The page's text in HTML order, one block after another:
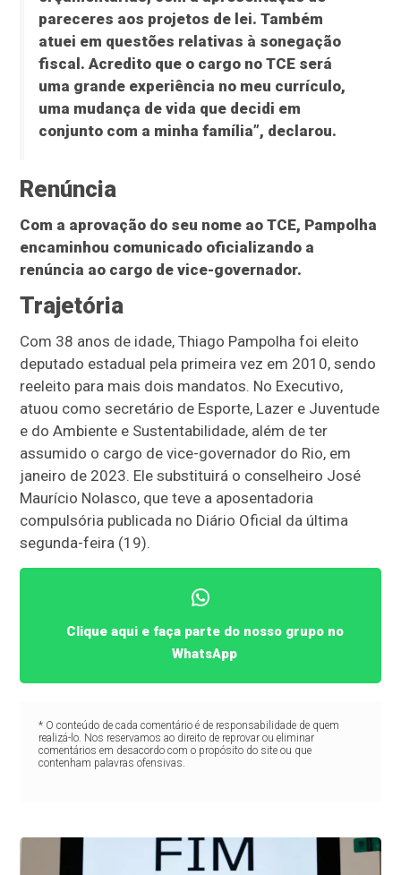
pareceres aos projetos de lei. Também
atuei em questões relativas à sonegação
fiscal. Acredito que o cargo no TCE será
uma grande experiência no meu currículo,
uma mudança de vida que decidi em
conjunto com a minha família”, declarou.
Renúncia
Com a aprovação do seu nome ao TCE, Pampolha
encaminhou comunicado oficializando a
renúncia ao cargo de vice-governador.
Trajetória
Com 38 anos de idade, Thiago Pampolha foi eleito
deputado estadual pela primeira vez em 2010, sendo
reeleito para mais dois mandatos. No Executivo,
atuou como secretário de Esporte, Lazer e Juventude
e do Ambiente e Sustentabilidade, além de ter
assumido o cargo de vice-governador do Rio, em
janeiro de 2023. Ele substituirá o conselheiro José
Maurício Nolasco, que teve a aposentadoria
compulsória publicada no Diário Oficial da última
segunda-feira (19).
Clique aqui e faça parte do nosso grupo no
WhatsApp
* O conteúdo de cada comentário é de responsabilidade de quem
realizá-lo. Nos reservamos ao direito de reprovar ou eliminar
comentários em desacordo com o propósito do site ou que
contenham palavras ofensivas.